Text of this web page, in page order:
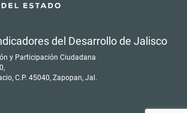
del Desarrollo de Jalisco
y Participación Ciudadana
C.P. 45040, Zapopan, Jal.